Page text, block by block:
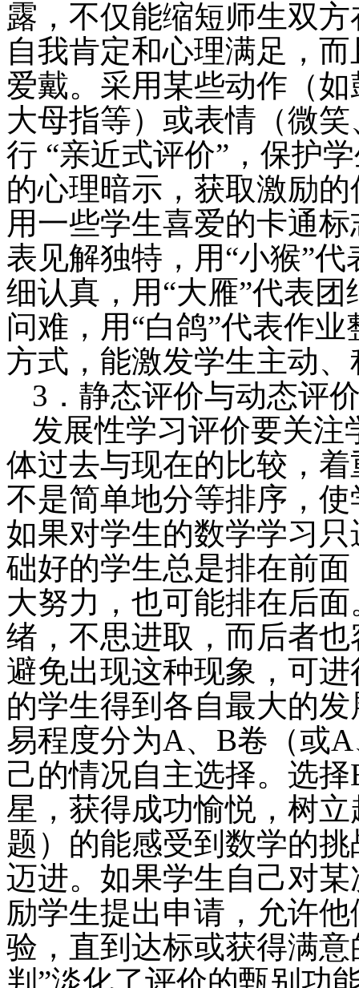
露，不仅能缩短师生双
自我肯定和心理满足，
爱戴。采用某些动作（
大母指等）或表情（微
行 “亲近式评价”，保护
的心理暗示，获取激励
用一些学生喜爱的卡通
表见解独特，用“小猴”
细认真，用“大雁”代表
问难，用“白鸽”代表作
方式，能激发学生主动
3．静态评价与动态评
发展性学习评价要关注
体过去与现在的比较，
不是简单地分等排序，
如果对学生的数学学习
础好的学生总是排在前
大努力，也可能排在后
绪，不思进取，而后者
避免出现这种现象，可
的学生得到各自最大的
易程度分为A、B卷（或
己的情况自主选择。选
星，获得成功愉悦，树
题）的能感受到数学的
迈进。如果学生自己对
励学生提出申请，允许
验，直到达标或获得满